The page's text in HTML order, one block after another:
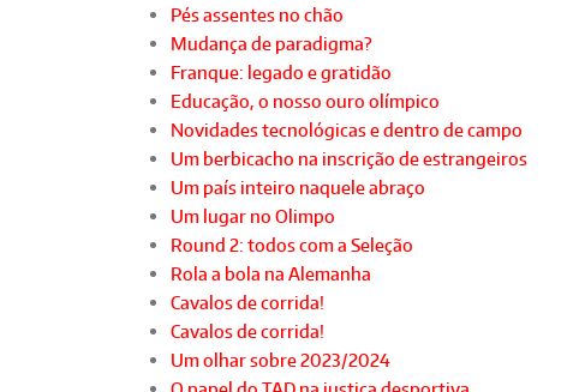
Pés assentes no chão
Mudança de paradigma?
Franque: legado e gratidão
Educação, o nosso ouro olímpico
Novidades tecnológicas e dentro de campo
Um berbicacho na inscrição de estrangeiros
Um país inteiro naquele abraço
Um lugar no Olimpo
Round 2: todos com a Seleção
Rola a bola na Alemanha
Cavalos de corrida!
Cavalos de corrida!
Um olhar sobre 2023/2024